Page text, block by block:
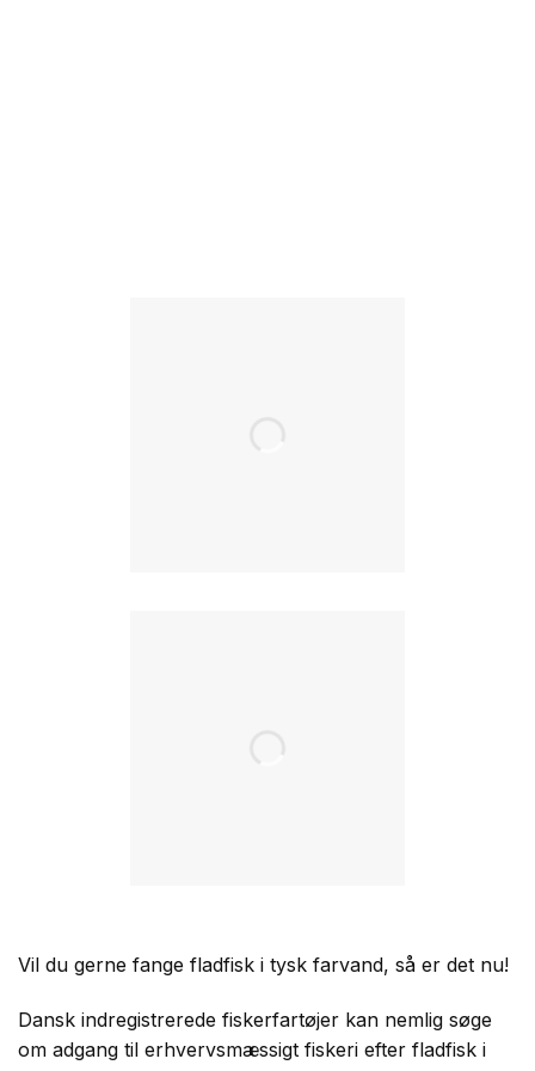
Vil du gerne fange fladfisk i tysk farvand, så er det nu!
Dansk indregistrerede fiskerfartøjer kan nemlig søge
om adgang til erhvervsmæssigt fiskeri efter fladfisk i